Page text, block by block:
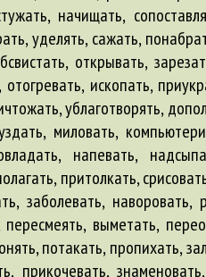
начищать,
уделять, сажать,
открывать,
ископать,
ублаготворять,
миловать,
напевать,
притолкать,
заболевать,
выметать,
потакать, пропихать,
прикочевать,